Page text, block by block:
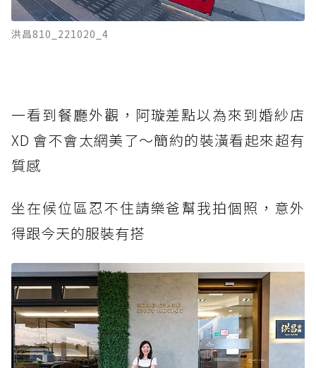
洪昌810_221020_4
一看到餐廳外觀，阿璇差點以為來到婚紗店
XD 會不會太網美了～簡約的裝潢看起來超有
質感
坐在候位區忍不住請樂爸幫我拍個照，意外
得跟今天的服裝有搭